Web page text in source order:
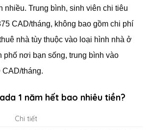
nhiều. Trung bình, sinh viên chi tiêu
CAD/tháng, không bao gồm chi phí
nhà tùy thuộc vào loại hình nhà ở
phố nơi bạn sống, trung bình vào
CAD/tháng.
1 năm hết bao nhiêu tiền?
Chi tiết